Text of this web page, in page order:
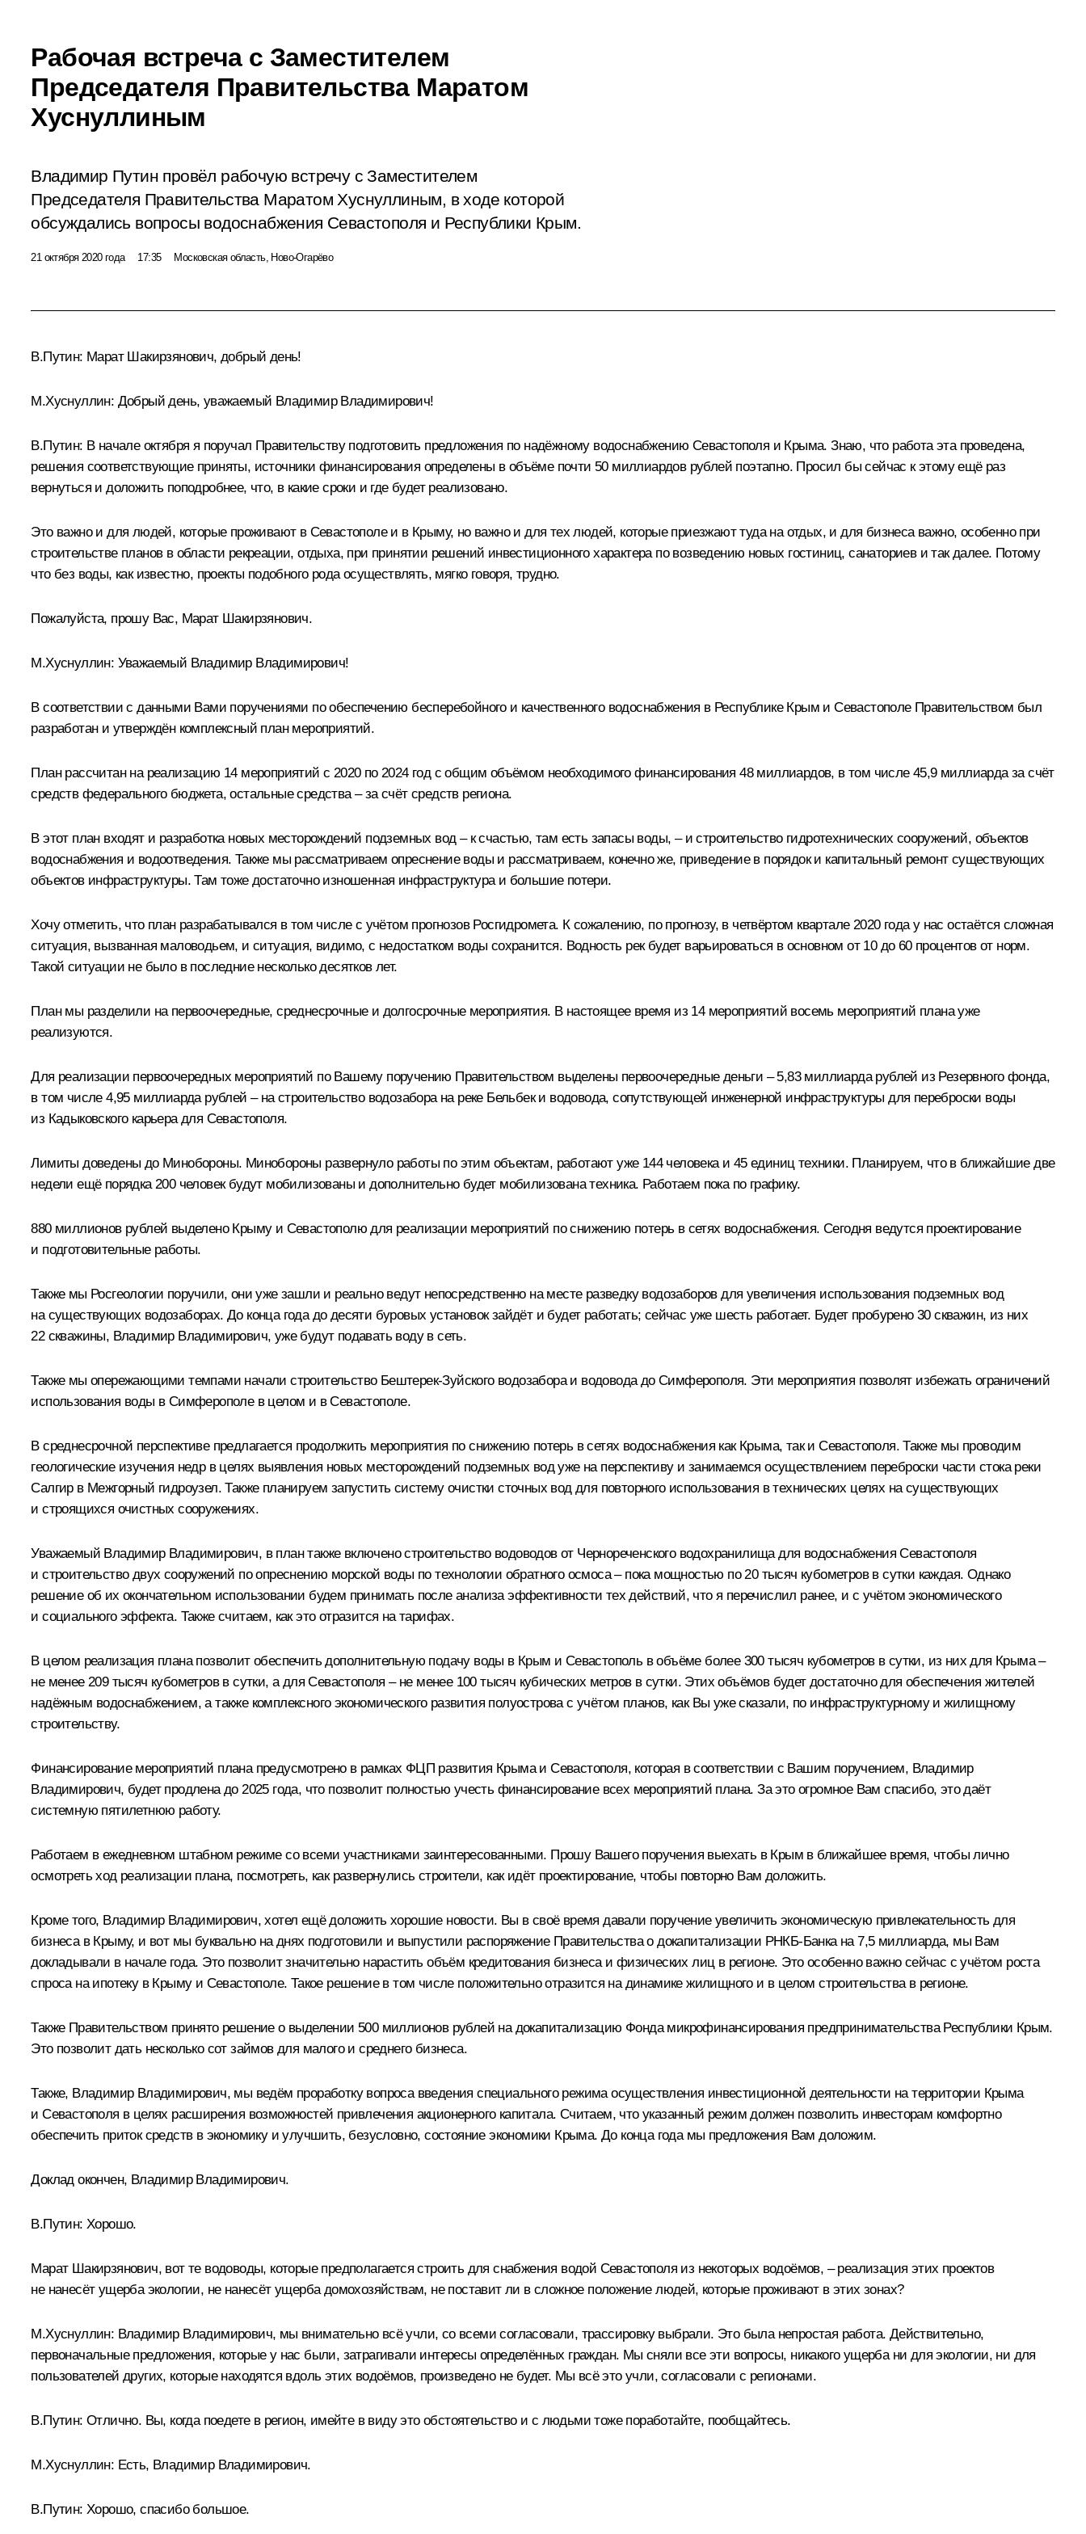
Рабочая встреча с Заместителем
Председателя Правительства Маратом
Хуснуллиным
Владимир Путин провёл рабочую встречу с Заместителем
Председателя Правительства Маратом Хуснуллиным, в ходе которой
обсуждались вопросы водоснабжения Севастополя и Республики Крым.
21 октября 2020 года 17:35 Московская область, Ново-Огарёво
В.Путин: Марат Шакирзянович, добрый день!
М.Хуснуллин: Добрый день, уважаемый Владимир Владимирович!
В.Путин: В начале октября я поручал Правительству подготовить предложения по надёжному водоснабжению Севастополя и Крыма. Знаю, что работа эта проведена,
решения соответствующие приняты, источники финансирования определены в объёме почти 50 миллиардов рублей поэтапно. Просил бы сейчас к этому ещё раз
вернуться и доложить поподробнее, что, в какие сроки и где будет реализовано.
Это важно и для людей, которые проживают в Севастополе и в Крыму, но важно и для тех людей, которые приезжают туда на отдых, и для бизнеса важно, особенно при
строительстве планов в области рекреации, отдыха, при принятии решений инвестиционного характера по возведению новых гостиниц, санаториев и так далее. Потому
что без воды, как известно, проекты подобного рода осуществлять, мягко говоря, трудно.
Пожалуйста, прошу Вас, Марат Шакирзянович.
М.Хуснуллин: Уважаемый Владимир Владимирович!
В соответствии с данными Вами поручениями по обеспечению бесперебойного и качественного водоснабжения в Республике Крым и Севастополе Правительством был
разработан и утверждён комплексный план мероприятий.
План рассчитан на реализацию 14 мероприятий с 2020 по 2024 год с общим объёмом необходимого финансирования 48 миллиардов, в том числе 45,9 миллиарда за счёт
средств федерального бюджета, остальные средства – за счёт средств региона.
В этот план входят и разработка новых месторождений подземных вод – к счастью, там есть запасы воды, – и строительство гидротехнических сооружений, объектов
водоснабжения и водоотведения. Также мы рассматриваем опреснение воды и рассматриваем, конечно же, приведение в порядок и капитальный ремонт существующих
объектов инфраструктуры. Там тоже достаточно изношенная инфраструктура и большие потери.
Хочу отметить, что план разрабатывался в том числе с учётом прогнозов Росгидромета. К сожалению, по прогнозу, в четвёртом квартале 2020 года у нас остаётся сложная
ситуация, вызванная маловодьем, и ситуация, видимо, с недостатком воды сохранится. Водность рек будет варьироваться в основном от 10 до 60 процентов от норм.
Такой ситуации не было в последние несколько десятков лет.
План мы разделили на первоочередные, среднесрочные и долгосрочные мероприятия. В настоящее время из 14 мероприятий восемь мероприятий плана уже
реализуются.
Для реализации первоочередных мероприятий по Вашему поручению Правительством выделены первоочередные деньги – 5,83 миллиарда рублей из Резервного фонда,
в том числе 4,95 миллиарда рублей – на строительство водозабора на реке Бельбек и водовода, сопутствующей инженерной инфраструктуры для переброски воды
из Кадыковского карьера для Севастополя.
Лимиты доведены до Минобороны. Минобороны развернуло работы по этим объектам, работают уже 144 человека и 45 единиц техники. Планируем, что в ближайшие две
недели ещё порядка 200 человек будут мобилизованы и дополнительно будет мобилизована техника. Работаем пока по графику.
880 миллионов рублей выделено Крыму и Севастополю для реализации мероприятий по снижению потерь в сетях водоснабжения. Сегодня ведутся проектирование
и подготовительные работы.
Также мы Росгеологии поручили, они уже зашли и реально ведут непосредственно на месте разведку водозаборов для увеличения использования подземных вод
на существующих водозаборах. До конца года до десяти буровых установок зайдёт и будет работать; сейчас уже шесть работает. Будет пробурено 30 скважин, из них
22 скважины, Владимир Владимирович, уже будут подавать воду в сеть.
Также мы опережающими темпами начали строительство Бештерек‑Зуйского водозабора и водовода до Симферополя. Эти мероприятия позволят избежать ограничений
использования воды в Симферополе в целом и в Севастополе.
В среднесрочной перспективе предлагается продолжить мероприятия по снижению потерь в сетях водоснабжения как Крыма, так и Севастополя. Также мы проводим
геологические изучения недр в целях выявления новых месторождений подземных вод уже на перспективу и занимаемся осуществлением переброски части стока реки
Салгир в Межгорный гидроузел. Также планируем запустить систему очистки сточных вод для повторного использования в технических целях на существующих
и строящихся очистных сооружениях.
Уважаемый Владимир Владимирович, в план также включено строительство водоводов от Чернореченского водохранилища для водоснабжения Севастополя
и строительство двух сооружений по опреснению морской воды по технологии обратного осмоса – пока мощностью по 20 тысяч кубометров в сутки каждая. Однако
решение об их окончательном использовании будем принимать после анализа эффективности тех действий, что я перечислил ранее, и с учётом экономического
и социального эффекта. Также считаем, как это отразится на тарифах.
В целом реализация плана позволит обеспечить дополнительную подачу воды в Крым и Севастополь в объёме более 300 тысяч кубометров в сутки, из них для Крыма –
не менее 209 тысяч кубометров в сутки, а для Севастополя – не менее 100 тысяч кубических метров в сутки. Этих объёмов будет достаточно для обеспечения жителей
надёжным водоснабжением, а также комплексного экономического развития полуострова с учётом планов, как Вы уже сказали, по инфраструктурному и жилищному
строительству.
Финансирование мероприятий плана предусмотрено в рамках ФЦП развития Крыма и Севастополя, которая в соответствии с Вашим поручением, Владимир
Владимирович, будет продлена до 2025 года, что позволит полностью учесть финансирование всех мероприятий плана. За это огромное Вам спасибо, это даёт
системную пятилетнюю работу.
Работаем в ежедневном штабном режиме со всеми участниками заинтересованными. Прошу Вашего поручения выехать в Крым в ближайшее время, чтобы лично
осмотреть ход реализации плана, посмотреть, как развернулись строители, как идёт проектирование, чтобы повторно Вам доложить.
Кроме того, Владимир Владимирович, хотел ещё доложить хорошие новости. Вы в своё время давали поручение увеличить экономическую привлекательность для
бизнеса в Крыму, и вот мы буквально на днях подготовили и выпустили распоряжение Правительства о докапитализации РНКБ-Банка на 7,5 миллиарда, мы Вам
докладывали в начале года. Это позволит значительно нарастить объём кредитования бизнеса и физических лиц в регионе. Это особенно важно сейчас с учётом роста
спроса на ипотеку в Крыму и Севастополе. Такое решение в том числе положительно отразится на динамике жилищного и в целом строительства в регионе.
Также Правительством принято решение о выделении 500 миллионов рублей на докапитализацию Фонда микрофинансирования предпринимательства Республики Крым.
Это позволит дать несколько сот займов для малого и среднего бизнеса.
Также, Владимир Владимирович, мы ведём проработку вопроса введения специального режима осуществления инвестиционной деятельности на территории Крыма
и Севастополя в целях расширения возможностей привлечения акционерного капитала. Считаем, что указанный режим должен позволить инвесторам комфортно
обеспечить приток средств в экономику и улучшить, безусловно, состояние экономики Крыма. До конца года мы предложения Вам доложим.
Доклад окончен, Владимир Владимирович.
В.Путин: Хорошо.
Марат Шакирзянович, вот те водоводы, которые предполагается строить для снабжения водой Севастополя из некоторых водоёмов, – реализация этих проектов
не нанесёт ущерба экологии, не нанесёт ущерба домохозяйствам, не поставит ли в сложное положение людей, которые проживают в этих зонах?
М.Хуснуллин: Владимир Владимирович, мы внимательно всё учли, со всеми согласовали, трассировку выбрали. Это была непростая работа. Действительно,
первоначальные предложения, которые у нас были, затрагивали интересы определённых граждан. Мы сняли все эти вопросы, никакого ущерба ни для экологии, ни для
пользователей других, которые находятся вдоль этих водоёмов, произведено не будет. Мы всё это учли, согласовали с регионами.
В.Путин: Отлично. Вы, когда поедете в регион, имейте в виду это обстоятельство и с людьми тоже поработайте, пообщайтесь.
М.Хуснуллин: Есть, Владимир Владимирович.
В.Путин: Хорошо, спасибо большое.